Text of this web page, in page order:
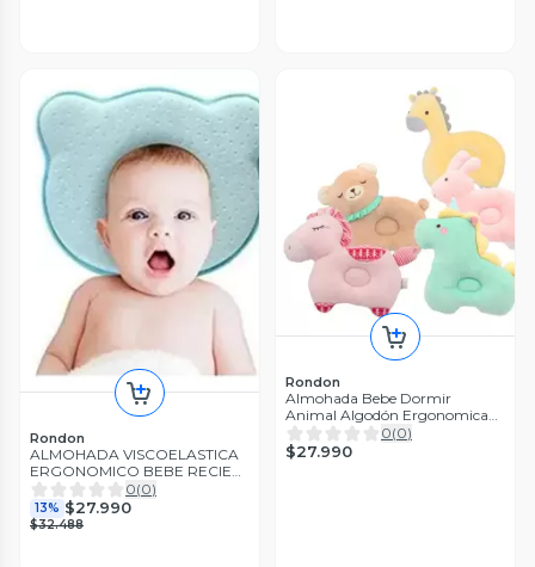
Rondon
ALMOHADA VISCOELASTICA
ERGONOMICO BEBE RECIEN
NACIDO LAU 0(0)
13% $27.990
$32.488
Rondon
Almohada Bebe Dormir
Animal Algodón Ergonomica
Descanso Jer 0(0)
$27.990